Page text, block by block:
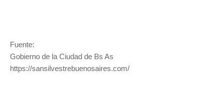
Fuente:
Gobierno de la Ciudad de Bs As
https://sansilvestrebuenosaires.com/